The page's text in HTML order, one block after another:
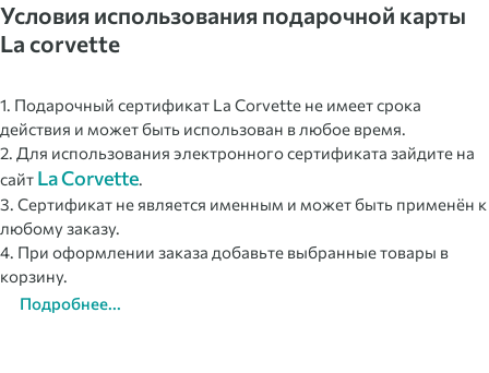
Условия использования подарочной карты
La corvette
1. Подарочный сертификат La Corvette не имеет срока
действия и может быть использован в любое время.
2. Для использования электронного сертификата зайдите на
сайт La Corvette.
3. Сертификат не является именным и может быть применён к
любому заказу.
4. При оформлении заказа добавьте выбранные товары в
корзину.
Подробнее...